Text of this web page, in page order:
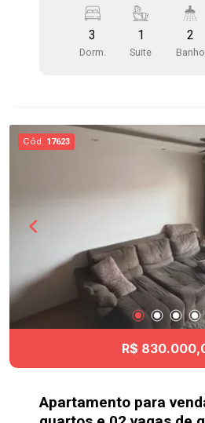
cozinha - Área de serviço -
Diferenciais: - Portaria 24 horas - Sistema de
segurança monitorado por
Próximo aos principais
cidade, hospital a 200 metros
clinicas médicas
local, a 10 minutos dos
Vicentina Aranha, acesso
Viário da cidade, e rodovia
Agende já sua visita! #imobiliaria
#geraçãoimóveis #apvenda
#VilaBetânia
3
Dorm.
1
Suite
2
Banho
Cód. 17623
R$
Apartamento para